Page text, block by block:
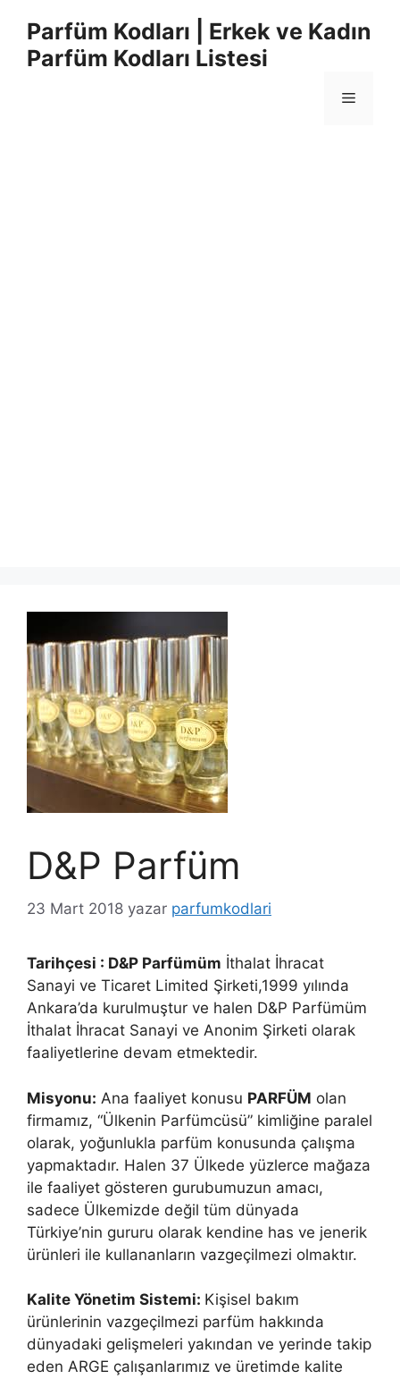
Parfüm Kodları | Erkek ve Kadın
Parfüm Kodları Listesi
Menü
D&P Parfüm
23 Mart 2018 yazar parfumkodlari
Tarihçesi : D&P Parfümüm İthalat İhracat
Sanayi ve Ticaret Limited Şirketi,1999 yılında
Ankara’da kurulmuştur ve halen D&P Parfümüm
İthalat İhracat Sanayi ve Anonim Şirketi olarak
faaliyetlerine devam etmektedir.
Misyonu: Ana faaliyet konusu PARFÜM olan
firmamız, “Ülkenin Parfümcüsü” kimliğine paralel
olarak, yoğunlukla parfüm konusunda çalışma
yapmaktadır. Halen 37 Ülkede yüzlerce mağaza
ile faaliyet gösteren gurubumuzun amacı,
sadece Ülkemizde değil tüm dünyada
Türkiye’nin gururu olarak kendine has ve jenerik
ürünleri ile kullananların vazgeçilmezi olmaktır.
Kalite Yönetim Sistemi: Kişisel bakım
ürünlerinin vazgeçilmezi parfüm hakkında
dünyadaki gelişmeleri yakından ve yerinde takip
eden ARGE çalışanlarımız ve üretimde kalite